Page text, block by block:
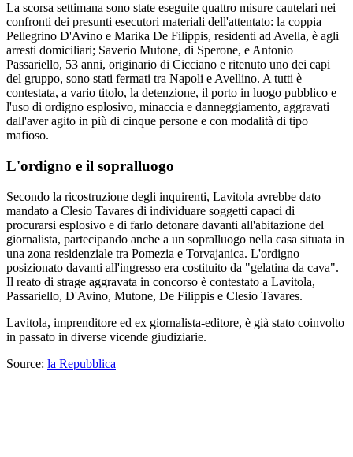
La scorsa settimana sono state eseguite quattro misure cautelari nei
confronti dei presunti esecutori materiali dell'attentato: la coppia
Pellegrino D'Avino e Marika De Filippis, residenti ad Avella, è agli
arresti domiciliari; Saverio Mutone, di Sperone, e Antonio
Passariello, 53 anni, originario di Cicciano e ritenuto uno dei capi
del gruppo, sono stati fermati tra Napoli e Avellino. A tutti è
contestata, a vario titolo, la detenzione, il porto in luogo pubblico e
l'uso di ordigno esplosivo, minaccia e danneggiamento, aggravati
dall'aver agito in più di cinque persone e con modalità di tipo
mafioso.
L'ordigno e il sopralluogo
Secondo la ricostruzione degli inquirenti, Lavitola avrebbe dato
mandato a Clesio Tavares di individuare soggetti capaci di
procurarsi esplosivo e di farlo detonare davanti all'abitazione del
giornalista, partecipando anche a un sopralluogo nella casa situata in
una zona residenziale tra Pomezia e Torvajanica. L'ordigno
posizionato davanti all'ingresso era costituito da "gelatina da cava".
Il reato di strage aggravata in concorso è contestato a Lavitola,
Passariello, D'Avino, Mutone, De Filippis e Clesio Tavares.
Lavitola, imprenditore ed ex giornalista-editore, è già stato coinvolto
in passato in diverse vicende giudiziarie.
Source: la Repubblica